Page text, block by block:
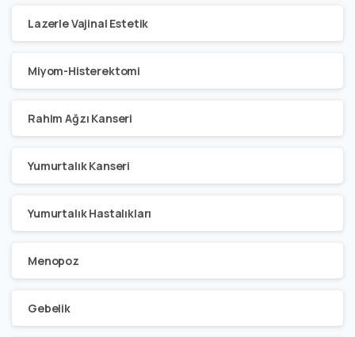
Lazerle Vajinal Estetik
Miyom-Histerektomi
Rahim Ağzı Kanseri
Yumurtalık Kanseri
Yumurtalık Hastalıkları
Menopoz
Gebelik